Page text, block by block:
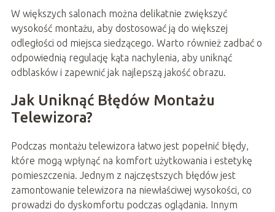
W większych salonach można delikatnie zwiększyć
wysokość montażu, aby dostosować ją do większej
odległości od miejsca siedzącego. Warto również zadbać o
odpowiednią regulację kąta nachylenia, aby uniknąć
odblasków i zapewnić jak najlepszą jakość obrazu.
Jak Uniknąć Błędów Montażu
Telewizora?
Podczas montażu telewizora łatwo jest popełnić błędy,
które mogą wpłynąć na komfort użytkowania i estetykę
pomieszczenia. Jednym z najczęstszych błędów jest
zamontowanie telewizora na niewłaściwej wysokości, co
prowadzi do dyskomfortu podczas oglądania. Innym